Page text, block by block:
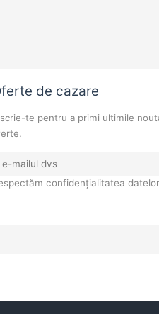
de cazare
te pentru a primi ultimile
confidențialitatea datelor